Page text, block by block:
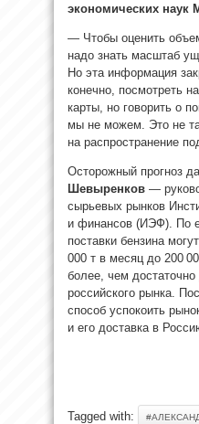
экономических наук
— Чтобы оценить
надо знать масштаб
Но эта информация
конечно, посмотреть
карты, но говорить о
мы не можем. Это не
на распространение
Осторожный прогноз
Шевыренков —
сырьевых рынков
и финансов (ИЭФ). По
поставки бензина
000 т в месяц до 200
более, чем
российского рынка.
способ успокоить
и его доставка в
Tagged with: